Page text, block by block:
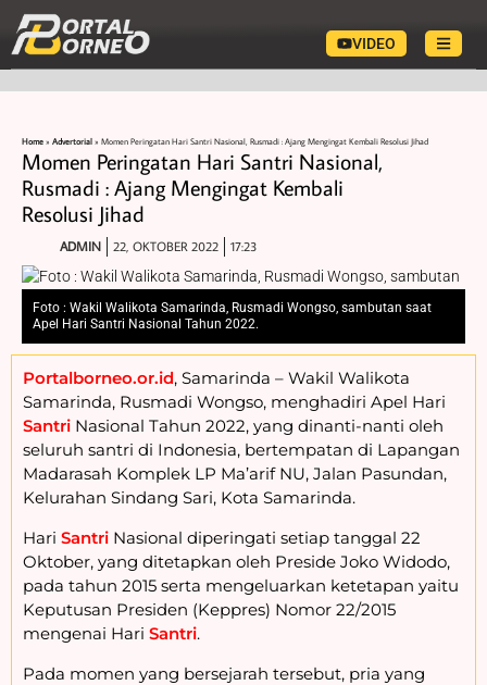
VIDEO
Home » Advertorial » Momen Peringatan Hari Santri Nasional, Rusmadi : Ajang Mengingat Kembali Resolusi Jihad
Momen Peringatan Hari Santri Nasional,
Rusmadi : Ajang Mengingat Kembali
Resolusi Jihad
ADMIN 22, OKTOBER 2022 17:23
Foto : Wakil Walikota Samarinda, Rusmadi Wongso, sambutan saat
Apel Hari Santri Nasional Tahun 2022.
Portalborneo.or.id, Samarinda – Wakil Walikota
Samarinda, Rusmadi Wongso, menghadiri Apel Hari
Santri Nasional Tahun 2022, yang dinanti-nanti oleh
seluruh santri di Indonesia, bertempatan di Lapangan
Madarasah Komplek LP Ma’arif NU, Jalan Pasundan,
Kelurahan Sindang Sari, Kota Samarinda.
Hari Santri Nasional diperingati setiap tanggal 22
Oktober, yang ditetapkan oleh Preside Joko Widodo,
pada tahun 2015 serta mengeluarkan ketetapan yaitu
Keputusan Presiden (Keppres) Nomor 22/2015
mengenai Hari Santri.
Pada momen yang bersejarah tersebut, pria yang